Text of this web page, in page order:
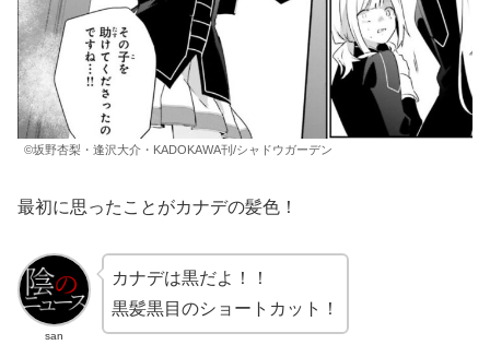
©坂野杏梨・逢沢大介・KADOKAWA刊/シャドウガーデン
最初に思ったことがカナデの髪色！
san
カナデは黒だよ！！
黒髪黒目のショートカット！